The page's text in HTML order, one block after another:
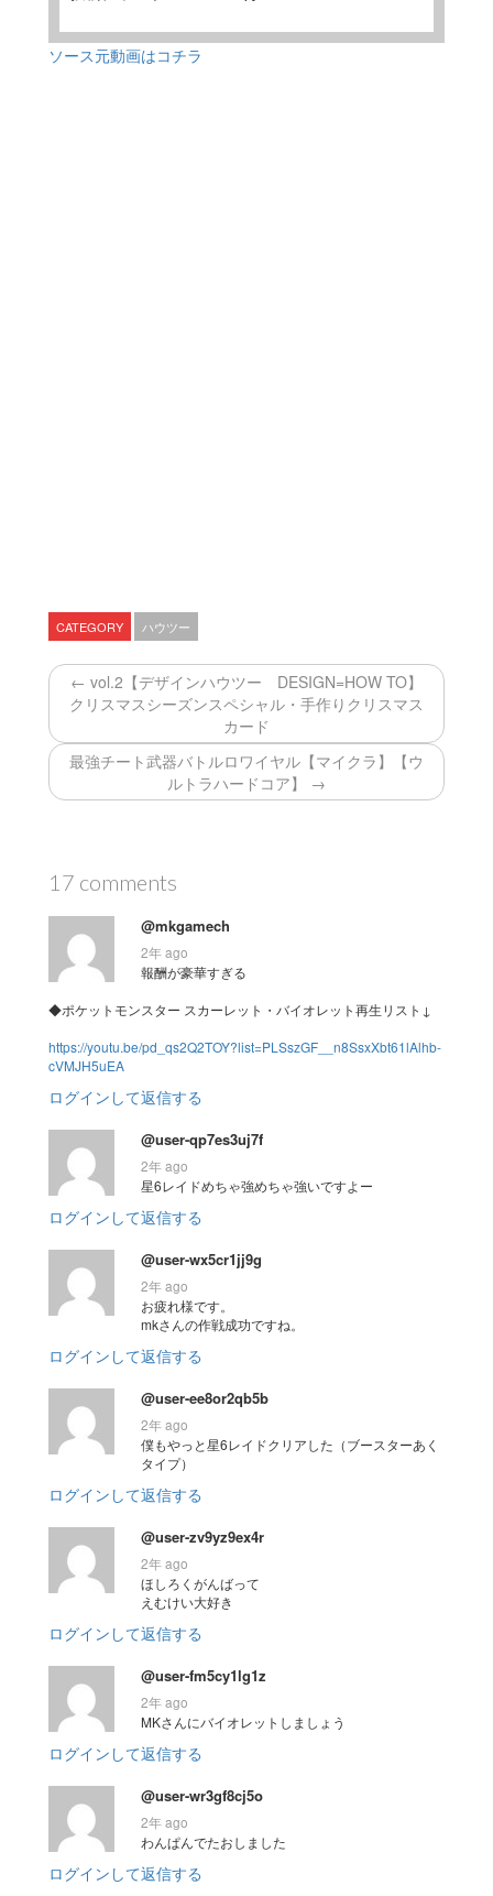
ソース元動画はコチラ
CATEGORY ハウツー
← vol.2【デザインハウツー DESIGN=HOW TO】
クリスマスシーズンスペシャル・手作りクリスマス
カード
最強チート武器バトルロワイヤル【マイクラ】【ウ
ルトラハードコア】 →
17 comments
@mkgamech
2年 ago
報酬が豪華すぎる
◆ポケットモンスター スカーレット・バイオレット再生リスト↓
https://youtu.be/pd_qs2Q2TOY?list=PLSszGF__n8SsxXbt61lAlhb-
cVMJH5uEA
ログインして返信する
@user-qp7es3uj7f
2年 ago
星6レイドめちゃ強めちゃ強いですよー
ログインして返信する
@user-wx5cr1jj9g
2年 ago
お疲れ様です。
mkさんの作戦成功ですね。
ログインして返信する
@user-ee8or2qb5b
2年 ago
僕もやっと星6レイドクリアした（ブースターあく
タイプ）
ログインして返信する
@user-zv9yz9ex4r
2年 ago
ほしろくがんばって
えむけい大好き
ログインして返信する
@user-fm5cy1lg1z
2年 ago
MKさんにバイオレットしましょう
ログインして返信する
@user-wr3gf8cj5o
2年 ago
わんぱんでたおしました
ログインして返信する